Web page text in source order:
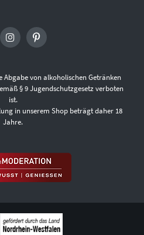
Abgabe von alkoholischen Getränken
§ 9 Jugendschutzgesetz verboten
ist.
in unserem Shop beträgt daher 18
Jahre.